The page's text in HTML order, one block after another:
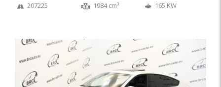
207225 1984 cm³ 165 KW